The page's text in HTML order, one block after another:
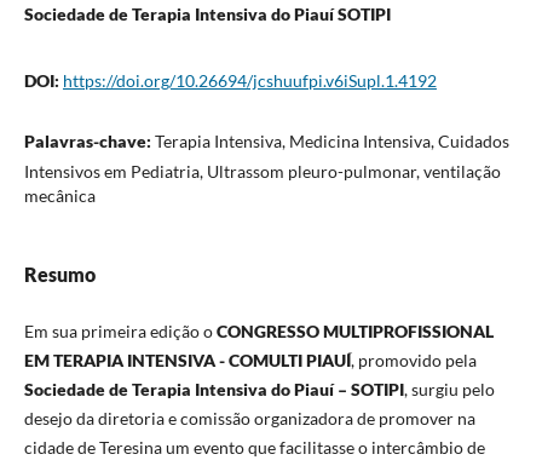
Sociedade de Terapia Intensiva do Piauí SOTIPI
DOI: https://doi.org/10.26694/jcshuufpi.v6iSupl.1.4192
Palavras-chave: Terapia Intensiva, Medicina Intensiva, Cuidados
Intensivos em Pediatria, Ultrassom pleuro-pulmonar, ventilação
mecânica
Resumo
Em sua primeira edição oCONGRESSO MULTIPROFISSIONAL
EM TERAPIA INTENSIVA - COMULTIPIAUÍ, promovido pela
Sociedade de Terapia Intensiva do Piauí – SOTIPI, surgiu pelo
desejo da diretoria e comissão organizadora de promover na
cidade de Teresina um evento que facilitasse o intercâmbio de